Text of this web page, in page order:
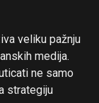
veliku pažnju
medija.
ne samo
strategiju